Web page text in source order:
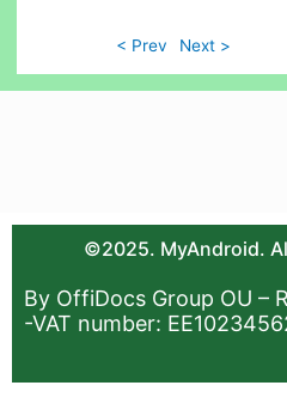
< Prev Next >
©2025. MyAndroid.
By OffiDocs Group OU –
-VAT number: